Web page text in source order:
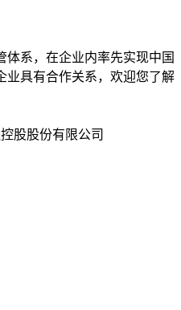
体系，在企业内率先实现中国
业具有合作关系，欢迎您了解
股股份有限公司